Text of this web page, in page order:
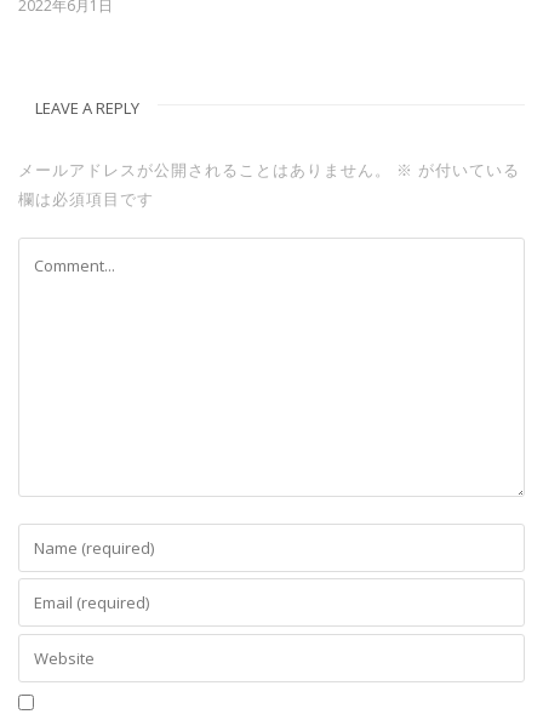
月1日
LEAVE A REPLY
メールアドレスが公開されることはありません。 ※ が付いている
欄は必須項目です